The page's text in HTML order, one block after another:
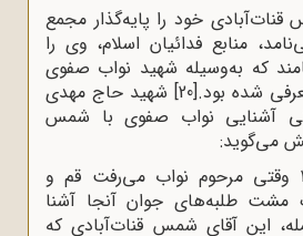
خود را پایه‌گذار مجمع
منابع فدائیان اسلام، وی را
که به‌وسیله شهید نواب صفوی
شده بود.[20]
شهید حاج مهدی
آشنایی نواب صفوی با شمس
می‌گوید:
«در سال 25 وقتی مرحوم نواب می‌رفت قم و
مشت طلبه‌های جوان آنجا آشنا
این آقای شمس قنات‌آبادی که